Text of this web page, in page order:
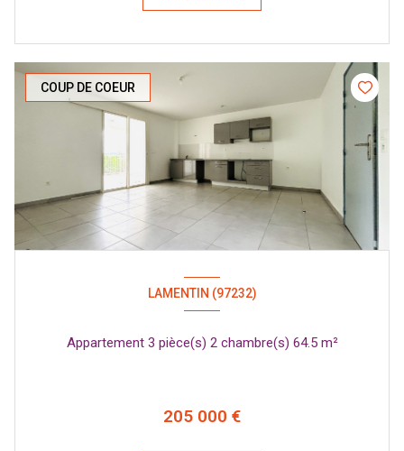
COUP DE COEUR
LAMENTIN (97232)
Appartement 3 pièce(s) 2 chambre(s) 64.5 m²
205 000 €